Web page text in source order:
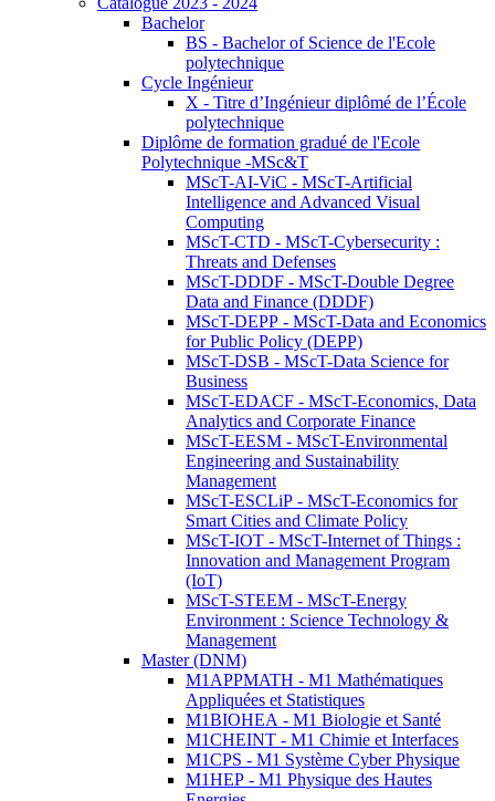
Bachelor
BS - Bachelor of Science de l'Ecole
polytechnique
Cycle Ingénieur
X - Titre d’Ingénieur diplômé de l’École
polytechnique
Diplôme de formation gradué de l'Ecole
Polytechnique -MSc&T
MScT-AI-ViC - MScT-Artificial
Intelligence and Advanced Visual
Computing
MScT-CTD - MScT-Cybersecurity :
Threats and Defenses
MScT-DDDF - MScT-Double Degree
Data and Finance (DDDF)
MScT-DEPP - MScT-Data and Economics
for Public Policy (DEPP)
MScT-DSB - MScT-Data Science for
Business
MScT-EDACF - MScT-Economics, Data
Analytics and Corporate Finance
MScT-EESM - MScT-Environmental
Engineering and Sustainability
Management
MScT-ESCLiP - MScT-Economics for
Smart Cities and Climate Policy
MScT-IOT - MScT-Internet of Things :
Innovation and Management Program
(IoT)
MScT-STEEM - MScT-Energy
Environment : Science Technology &
Management
Master (DNM)
M1APPMATH - M1 Mathématiques
Appliquées et Statistiques
M1BIOHEA - M1 Biologie et Santé
M1CHEINT - M1 Chimie et Interfaces
M1CPS - M1 Système Cyber Physique
M1HEP - M1 Physique des Hautes